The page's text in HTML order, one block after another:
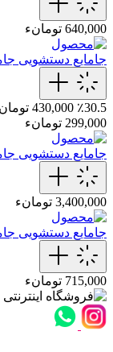
640,000 تومانء
جامایع دستشویی
٪30.5 430,000 تومانء
299,000 تومانء
جامایع دستشویی
3,400,000 تومانء
جامایع دستشویی
715,000 تومانء